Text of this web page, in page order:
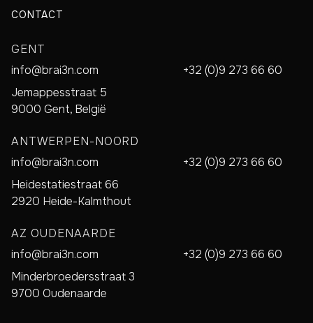
CONTACT
GENT
info@brai3n.com
+32 (0)9 273 66 60
Jemappesstraat 5
9000 Gent, België
ANTWERPEN-NOORD
info@brai3n.com
+32 (0)9 273 66 60
Heidestatiestraat 66
2920 Heide-Kalmthout
AZ OUDENAARDE
info@brai3n.com
+32 (0)9 273 66 60
Minderbroedersstraat 3
9700 Oudenaarde